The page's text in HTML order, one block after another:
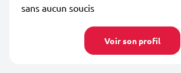
sans aucun soucis
Voir son profil